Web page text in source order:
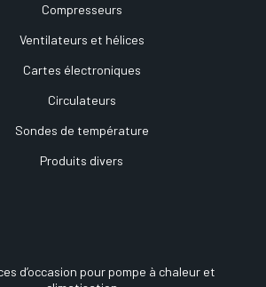
Compresseurs
Ventilateurs et hélices
Cartes électroniques
Circulateurs
Sondes de température
Produits divers
d’occasion pour pompe à chaleur et